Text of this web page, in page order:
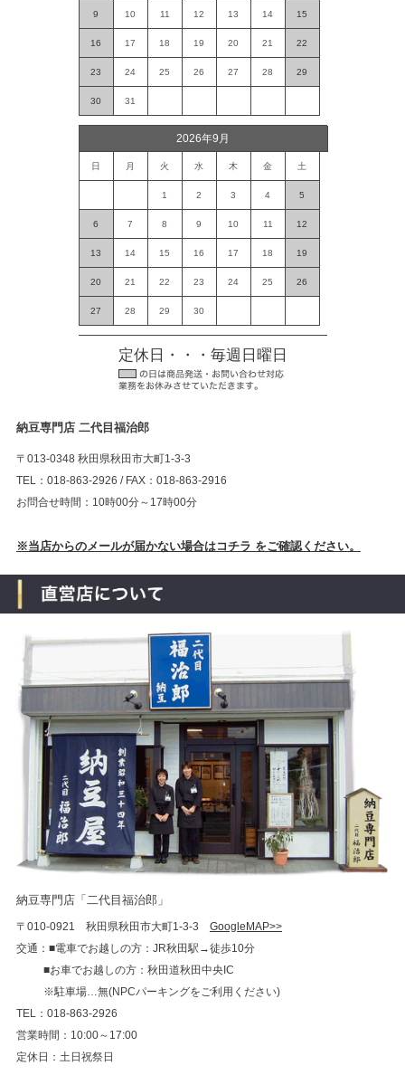
9 10 11 12 13 14 15
16 17 18 19 20 21 22
23 24 25 26 27 28 29
30 31
2026年9月
日 月 火 水 木 金 土
1 2 3 4 5
6 7 8 9 10 11 12
13 14 15 16 17 18 19
20 21 22 23 24 25 26
27 28 29 30
定休日・・・毎週日曜日
納豆専門店 二代目福治郎
〒013-0348 秋田県秋田市大町1-3-3
TEL：018-863-2926 / FAX：018-863-2916
お問合せ時間：10時00分～17時00分
※当店からのメールが届かない場合はコチラ をご確認ください。
納豆専門店「二代目福治郎」
〒010-0921 秋田県秋田市大町1-3-3 GoogleMAP>>
交通：■電車でお越しの方：JR秋田駅→徒歩10分
■お車でお越しの方：秋田道秋田中央IC
※駐車場…無(NPCパーキングをご利用ください)
TEL：018-863-2926
営業時間：10:00～17:00
定休日：土日祝祭日